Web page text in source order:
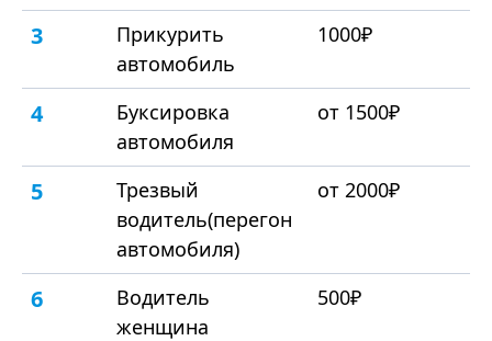
3
Прикурить
автомобиль
1000₽
4
Буксировка
автомобиля
от 1500₽
5
Трезвый
водитель(перегон
автомобиля)
от 2000₽
6
Водитель
женщина
500₽